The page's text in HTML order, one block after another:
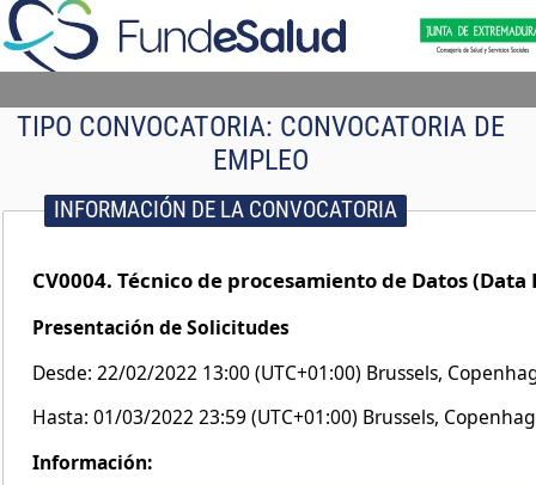
TIPO CONVOCATORIA: CONVOCATORIA DE
EMPLEO
INFORMACIÓN DE LA CONVOCATORIA
CV0004. Técnico de procesamiento de Datos (Data
Presentación de Solicitudes
Desde: 22/02/2022 13:00 (UTC+01:00) Brussels,
Hasta: 01/03/2022 23:59 (UTC+01:00) Brussels,
Información: